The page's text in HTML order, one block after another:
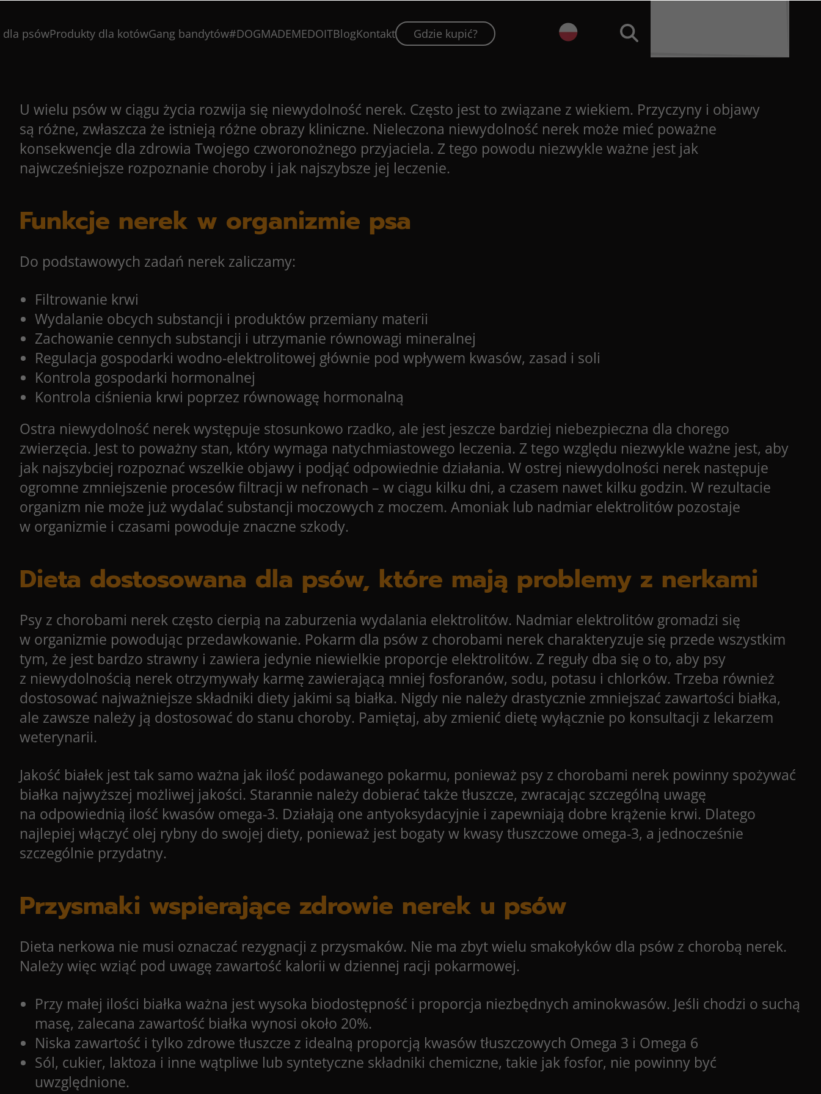
dla psówProdukty dla kotówGang bandytów#DOGMADEMEDOITBlogKontakt Gdzie kupić?
U wielu psów w ciągu życia rozwija się niewydolność nerek. Często jest to związane z wiekiem. Przyczyny i objawy
są różne, zwłaszcza że istnieją różne obrazy kliniczne. Nieleczona niewydolność nerek może mieć poważne
konsekwencje dla zdrowia Twojego czworonożnego przyjaciela. Z tego powodu niezwykle ważne jest jak
najwcześniejsze rozpoznanie choroby i jak najszybsze jej leczenie.
Funkcje nerek w organizmie psa
Do podstawowych zadań nerek zaliczamy:
Filtrowanie krwi
Wydalanie obcych substancji i produktów przemiany materii
Zachowanie cennych substancji i utrzymanie równowagi mineralnej
Regulacja gospodarki wodno-elektrolitowej głównie pod wpływem kwasów, zasad i soli
Kontrola gospodarki hormonalnej
Kontrola ciśnienia krwi poprzez równowagę hormonalną
Ostra niewydolność nerek występuje stosunkowo rzadko, ale jest jeszcze bardziej niebezpieczna dla chorego
zwierzęcia. Jest to poważny stan, który wymaga natychmiastowego leczenia. Z tego względu niezwykle ważne jest, aby
jak najszybciej rozpoznać wszelkie objawy i podjąć odpowiednie działania. W ostrej niewydolności nerek następuje
ogromne zmniejszenie procesów filtracji w nefronach – w ciągu kilku dni, a czasem nawet kilku godzin. W rezultacie
organizm nie może już wydalać substancji moczowych z moczem. Amoniak lub nadmiar elektrolitów pozostaje
w organizmie i czasami powoduje znaczne szkody.
Dieta dostosowana dla psów, które mają problemy z nerkami
Psy z chorobami nerek często cierpią na zaburzenia wydalania elektrolitów. Nadmiar elektrolitów gromadzi się
w organizmie powodując przedawkowanie. Pokarm dla psów z chorobami nerek charakteryzuje się przede wszystkim
tym, że jest bardzo strawny i zawiera jedynie niewielkie proporcje elektrolitów. Z reguły dba się o to, aby psy
z niewydolnością nerek otrzymywały karmę zawierającą mniej fosforanów, sodu, potasu i chlorków. Trzeba również
dostosować najważniejsze składniki diety jakimi są białka. Nigdy nie należy drastycznie zmniejszać zawartości białka,
ale zawsze należy ją dostosować do stanu choroby. Pamiętaj, aby zmienić dietę wyłącznie po konsultacji z lekarzem
weterynarii.
Jakość białek jest tak samo ważna jak ilość podawanego pokarmu, ponieważ psy z chorobami nerek powinny spożywać
białka najwyższej możliwej jakości. Starannie należy dobierać także tłuszcze, zwracając szczególną uwagę
na odpowiednią ilość kwasów omega-3. Działają one antyoksydacyjnie i zapewniają dobre krążenie krwi. Dlatego
najlepiej włączyć olej rybny do swojej diety, ponieważ jest bogaty w kwasy tłuszczowe omega-3, a jednocześnie
szczególnie przydatny.
Przysmaki wspierające zdrowie nerek u psów
Dieta nerkowa nie musi oznaczać rezygnacji z przysmaków. Nie ma zbyt wielu smakołyków dla psów z chorobą nerek.
Należy więc wziąć pod uwagę zawartość kalorii w dziennej racji pokarmowej.
Przy małej ilości białka ważna jest wysoka biodostępność i proporcja niezbędnych aminokwasów. Jeśli chodzi o suchą
masę, zalecana zawartość białka wynosi około 20%.
Niska zawartość i tylko zdrowe tłuszcze z idealną proporcją kwasów tłuszczowych Omega 3 i Omega 6
Sól, cukier, laktoza i inne wątpliwe lub syntetyczne składniki chemiczne, takie jak fosfor, nie powinny być
uwzględnione.